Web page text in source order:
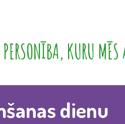
KURU
dienu